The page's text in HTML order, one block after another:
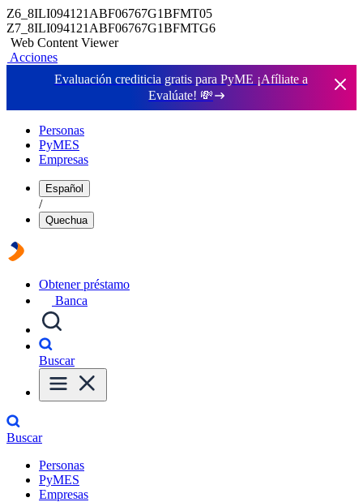
Z6_8ILI094121ABF06767G1BFMT05
Z7_8ILI094121ABF06767G1BFMTG6
Web Content Viewer
Acciones
Evaluación crediticia gratis para PyME ¡Afíliate a
Evalúate! 💸
Personas
PyMES
Empresas
Español
/
Quechua
Obtener préstamo
Banca
Buscar
Buscar
Personas
PyMES
Empresas